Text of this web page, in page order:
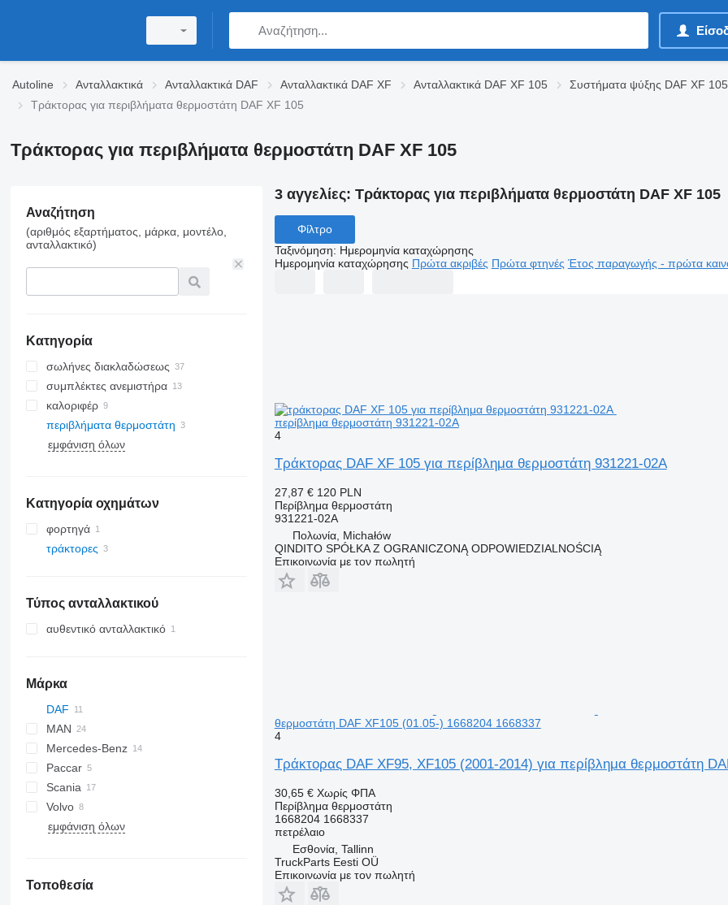
Autoline Ανταλλακτικά Ανταλλακτικά DAF Ανταλλακτικά DAF XF Ανταλλακτικά DAF XF 105
Συστήματα ψύξης DAF XF 105
Τράκτορας για περιβλήματα θερμοστάτη DAF XF 105
Τράκτορας για περιβλήματα θερμοστάτη DAF XF 105
Αναζήτηση
(αριθμός εξαρτήματος, μάρκα, μοντέλο,
ανταλλακτικό)
Κατηγορία
σωλήνες διακλαδώσεως
συμπλέκτες ανεμιστήρα
καλοριφέρ
περιβλήματα θερμοστάτη
εμφάνιση όλων
Κατηγορία οχημάτων
φορτηγά
τράκτορες
Τύπος ανταλλακτικού
αυθεντικό ανταλλακτικό
Μάρκα
DAF
CF
CF 450
CF 460
XF
XF 95
XF 105
XF 106
Stralis
Trakker
MAN
TGA
TGL
TGM
TGS
TGX
Mercedes-Benz
Actros
Axor
Econic
Paccar
Premium
Scania
G-series
R-series
Volvo
FH
FMX
εμφάνιση όλων
Τοποθεσία
3 αγγελίες: Τράκτορας για περιβλήματα θερμοστάτη DAF XF 105
Φίλτρο
Ταξινόμηση: Ημερομηνία καταχώρησης
Ημερομηνία καταχώρησης Πρώτα ακριβές Πρώτα φτηνές Έτος παραγωγής - πρώτα
περίβλημα θερμοστάτη 931221-02A
4
Τράκτορας DAF XF 105 για περίβλημα θερμοστάτη 931221-02A
27,87 € 120 PLN
Περίβλημα θερμοστάτη
931221-02A
Πολωνία, Michałów
QINDITO SPÓŁKA Z OGRANICZONĄ ODPOWIEDZIALNOŚCIĄ
Επικοινωνία με τον πωλητή
θερμοστάτη DAF XF105 (01.05-) 1668204 1668337
4
Τράκτορας DAF XF95, XF105 (2001-2014) για περίβλημα θερμοστάτη
30,65 € Χωρίς ΦΠΑ
Περίβλημα θερμοστάτη
1668204 1668337
πετρέλαιο
Εσθονία, Tallinn
TruckParts Eesti OÜ
Επικοινωνία με τον πωλητή